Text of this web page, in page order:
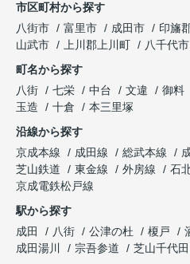
市区町村から探す
八街市
富里市 成田市 印旛
山武市
上川郡上川町 八千代市
町名から探す
八街
七栄 中台 文違 御料
玉造
十倉
本三里塚
沿線から探す
京成本線
成田線 総武本線
芝山鉄道
東金線 外房線 石
京成電鉄松戸線
駅から探す
成田
八街 公津の杜 榎戸
成田湯川
宗吾参道 芝山千代田